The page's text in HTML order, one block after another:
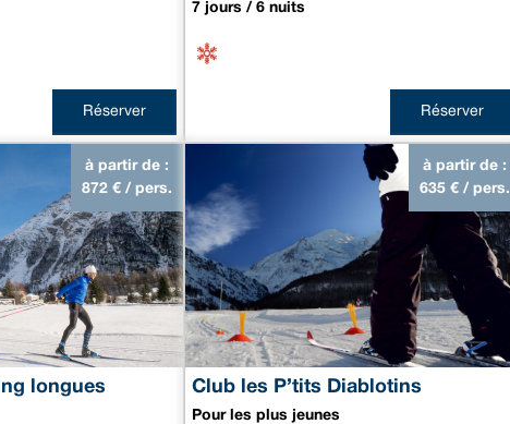
Réserver
7 jours / 6 nuits
Réserver
longues
à partir de :
872 € / pers.
Club les P’tits Diablotins
Pour les plus jeunes
à partir de :
635 € / pers.